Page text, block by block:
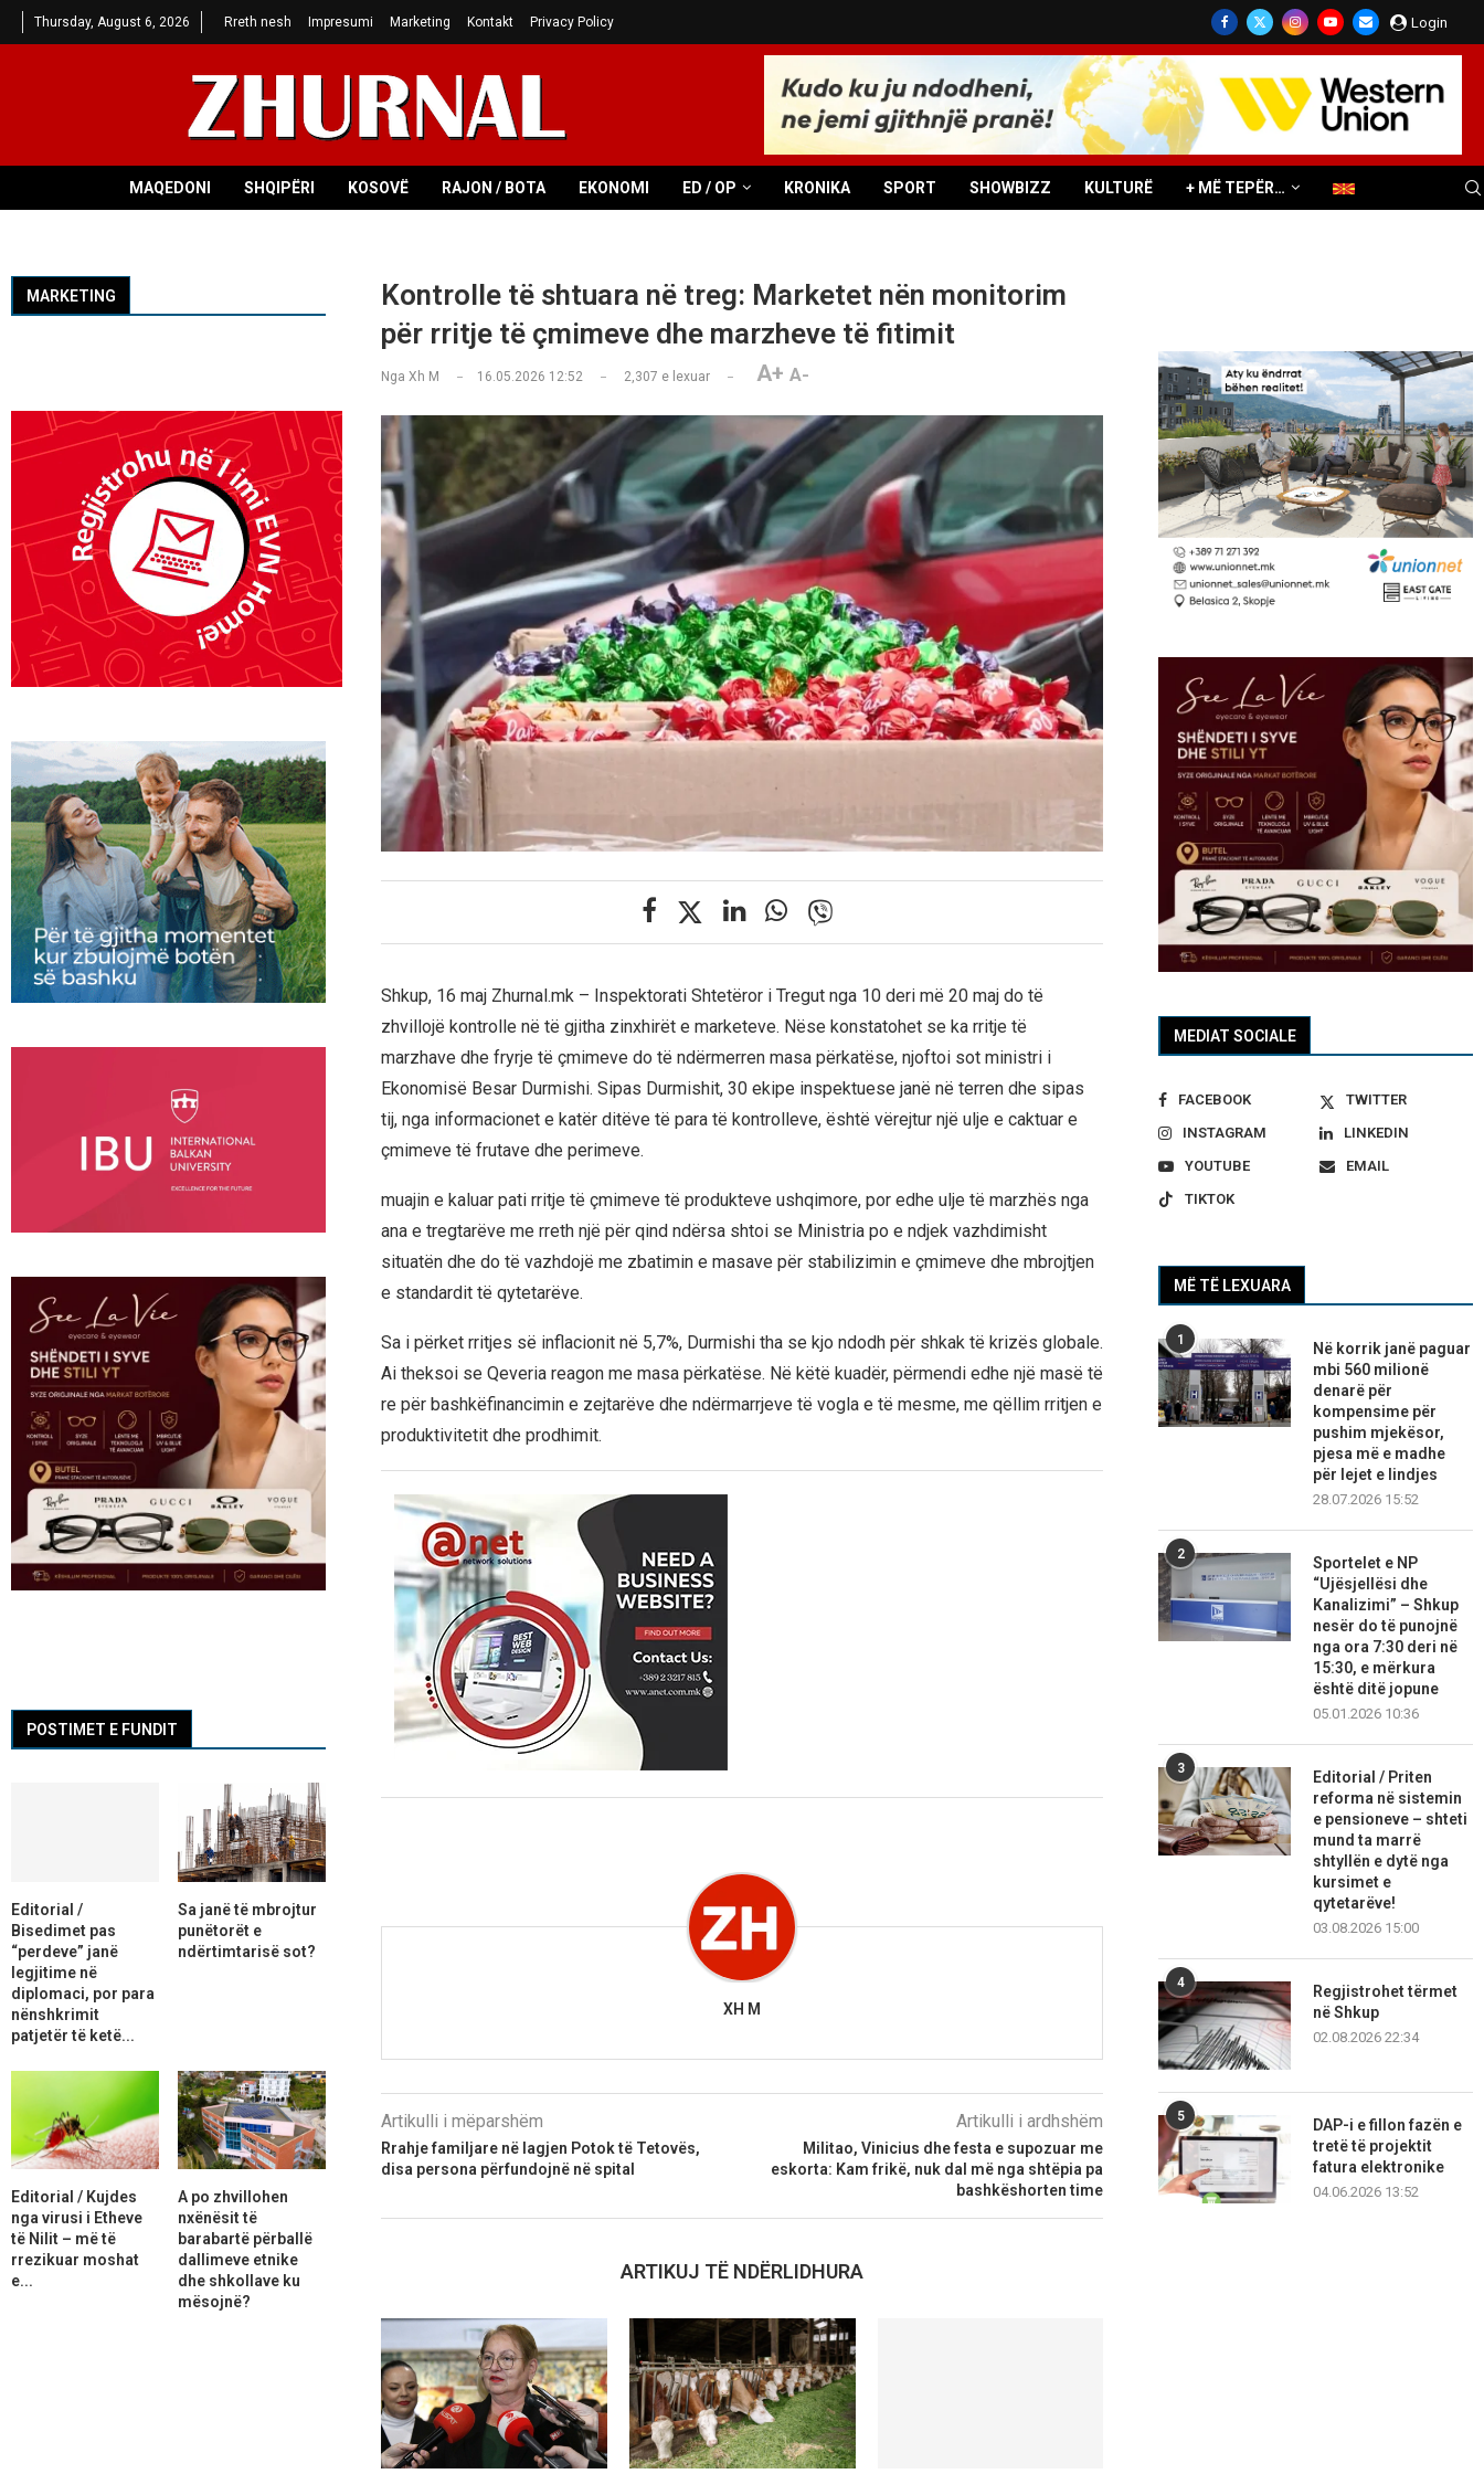
Thursday, August 6, 2026 Rreth nesh Impresumi Marketing Kontakt Privacy Policy Login
MAQEDONI SHQIPËRI KOSOVË RAJON / BOTA EKONOMI ED / OP KRONIKA SPORT SHOWBIZZ KULTURË + MË TEPËR…
Kontrolle të shtuara në treg: Marketet nën monitorim
për rritje të çmimeve dhe marzheve të fitimit
Nga Xh M 16.05.2026 12:52 2,307 e lexuar A+ A-
Shkup, 16 maj Zhurnal.mk – Inspektorati Shtetëror i Tregut nga 10 deri më 20 maj do të
zhvillojë kontrolle në të gjitha zinxhirët e marketeve. Nëse konstatohet se ka rritje të
marzhave dhe fryrje të çmimeve do të ndërmerren masa përkatëse, njoftoi sot ministri i
Ekonomisë Besar Durmishi. Sipas Durmishit, 30 ekipe inspektuese janë në terren dhe sipas
tij, nga informacionet e katër ditëve të para të kontrolleve, është vërejtur një ulje e caktuar e
çmimeve të frutave dhe perimeve.
muajin e kaluar pati rritje të çmimeve të produkteve ushqimore, por edhe ulje të marzhës nga
ana e tregtarëve me rreth një për qind ndërsa shtoi se Ministria po e ndjek vazhdimisht
situatën dhe do të vazhdojë me zbatimin e masave për stabilizimin e çmimeve dhe mbrojtjen
e standardit të qytetarëve.
Sa i përket rritjes së inflacionit në 5,7%, Durmishi tha se kjo ndodh për shkak të krizës globale.
Ai theksoi se Qeveria reagon me masa përkatëse. Në këtë kuadër, përmendi edhe një masë të
re për bashkëfinancimin e zejtarëve dhe ndërmarrjeve të vogla e të mesme, me qëllim rritjen e
produktivitetit dhe prodhimit.
XH M
Artikulli i mëparshëm
Rrahje familjare në lagjen Potok të Tetovës,
disa persona përfundojnë në spital
Artikulli i ardhshëm
Militao, Vinicius dhe festa e supozuar me
eskorta: Kam frikë, nuk dal më nga shtëpia pa
bashkëshorten time
ARTIKUJ TË NDËRLIDHURA
MEDIAT SOCIALE
FACEBOOK
TWITTER
INSTAGRAM
LINKEDIN
YOUTUBE
EMAIL
TIKTOK
MË TË LEXUARA
1
Në korrik janë paguar
mbi 560 milionë
denarë për
kompensime për
pushim mjekësor,
pjesa më e madhe
për lejet e lindjes
28.07.2026 15:52
2
Sportelet e NP
“Ujësjellësi dhe
Kanalizimi” – Shkup
nesër do të punojnë
nga ora 7:30 deri në
15:30, e mërkura
është ditë jopune
05.01.2026 10:36
3
Editorial / Priten
reforma në sistemin
e pensioneve – shteti
mund ta marrë
shtyllën e dytë nga
kursimet e
qytetarëve!
03.08.2026 15:00
4
Regjistrohet tërmet
në Shkup
02.08.2026 22:34
5
DAP-i e fillon fazën e
tretë të projektit
fatura elektronike
04.06.2026 13:52
MARKETING
POSTIMET E FUNDIT
Editorial /
Bisedimet pas
“perdeve” janë
legjitime në
diplomaci, por para
nënshkrimit
patjetër të ketë...
Sa janë të mbrojtur
punëtorët e
ndërtimtarisë sot?
Editorial / Kujdes
nga virusi i Etheve
të Nilit – më të
rrezikuar moshat
e...
A po zhvillohen
nxënësit të
barabartë përballë
dallimeve etnike
dhe shkollave ku
mësojnë?